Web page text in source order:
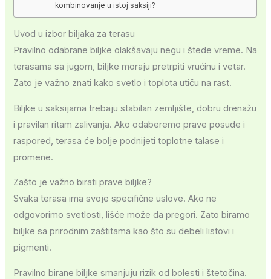
kombinovanje u istoj saksiji?
Uvod u izbor biljaka za terasu
Pravilno odabrane biljke olakšavaju negu i štede vreme. Na
terasama sa jugom, biljke moraju pretrpiti vrućinu i vetar.
Zato je važno znati kako svetlo i toplota utiču na rast.
Biljke u saksijama trebaju stabilan zemljište, dobru drenažu
i pravilan ritam zalivanja. Ako odaberemo prave posude i
raspored, terasa će bolje podnijeti toplotne talase i
promene.
Zašto je važno birati prave biljke?
Svaka terasa ima svoje specifične uslove. Ako ne
odgovorimo svetlosti, lišće može da pregori. Zato biramo
biljke sa prirodnim zaštitama kao što su debeli listovi i
pigmenti.
Pravilno birane biljke smanjuju rizik od bolesti i štetočina.